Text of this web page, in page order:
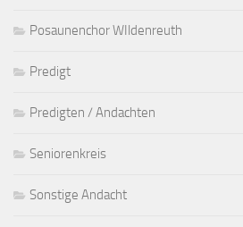
Posaunenchor WIldenreuth
Predigt
Predigten / Andachten
Seniorenkreis
Sonstige Andacht